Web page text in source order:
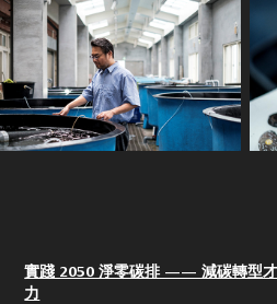
實踐 2050 淨零碳排 —— 減碳轉型
力